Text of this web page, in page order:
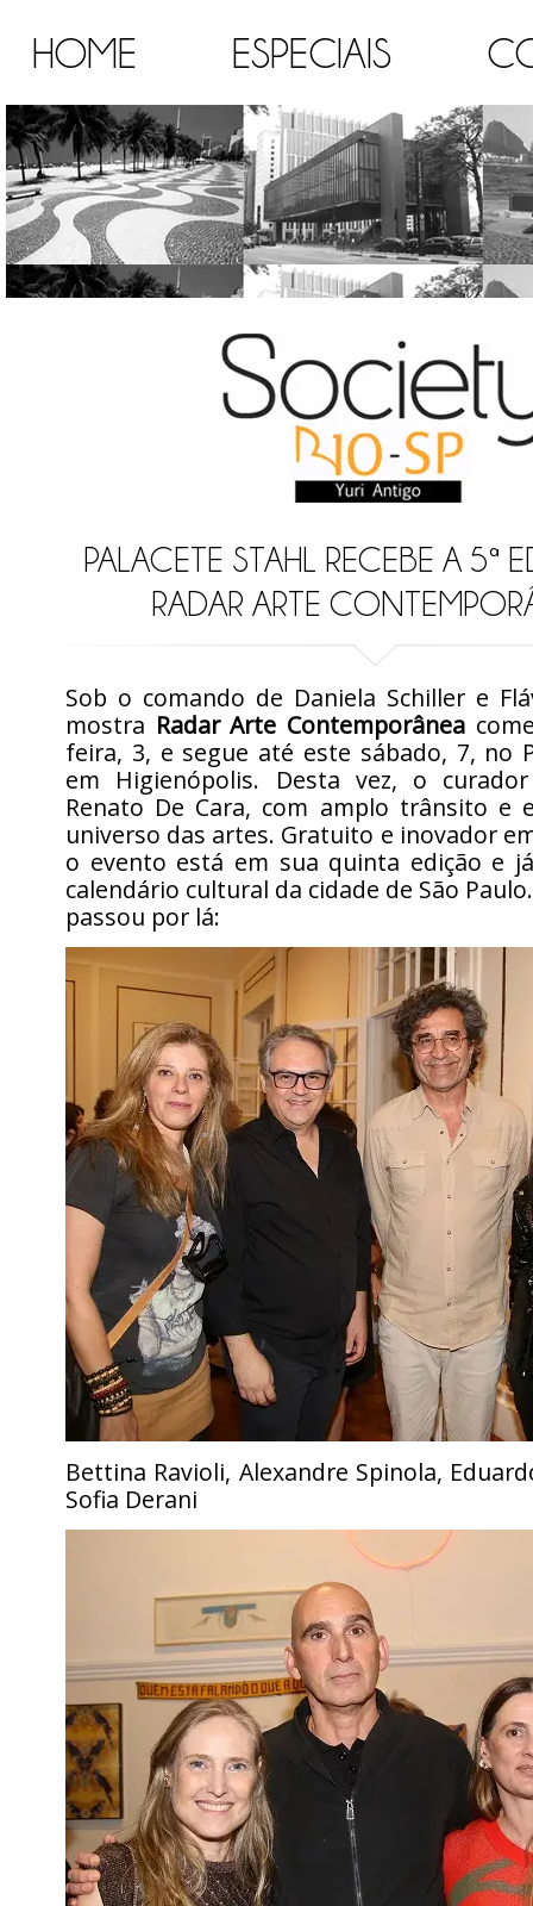
HOME ESPECIAIS
PALACETE STAHL RECEBE A 5ª
RADAR ARTE
Sob o comando de Daniela Schiller e
mostra Radar Arte Contemporânea
feira, 3, e segue até este sábado, 7, no
em Higienópolis. Desta vez, o
Renato De Cara, com amplo trânsito e
universo das artes. Gratuito e inovador
o evento está em sua quinta edição e
calendário cultural da cidade de São
passou por lá:
Bettina Ravioli, Alexandre Spinola,
Sofia Derani